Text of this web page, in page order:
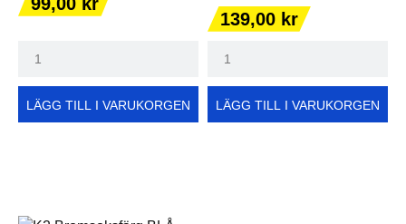
LÄGG TILL I VARUKORGEN
Pris
139,00 kr
LÄGG TILL I VARUKORGEN